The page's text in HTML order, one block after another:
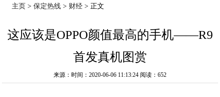
主页 >保定热线 > 财经 > 正文
这应该是OPPO颜值最高的手机——R9
首发真机图赏
来源：时间：2020-06-06 11:13:24 阅读：652